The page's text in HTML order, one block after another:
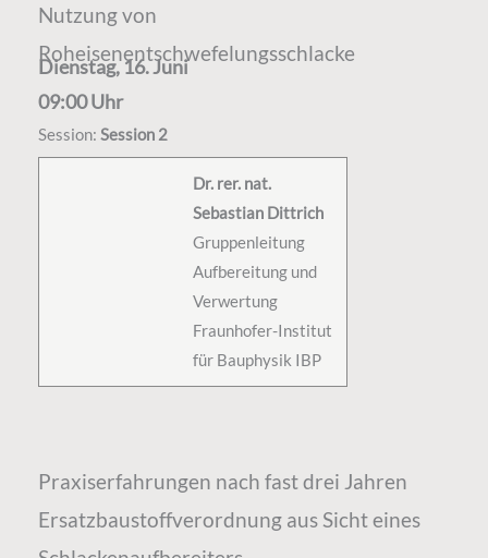
Nutzung von
Roheisenentschwefelungsschlacke
Dr. rer. nat.
Sebastian Dittrich
Gruppenleitung
Aufbereitung und
Verwertung
Fraunhofer-Institut
für Bauphysik IBP
Dienstag, 16. Juni
09:00 Uhr
Session: Session 2
Praxiserfahrungen nach fast drei Jahren
Ersatzbaustoffverordnung aus Sicht eines